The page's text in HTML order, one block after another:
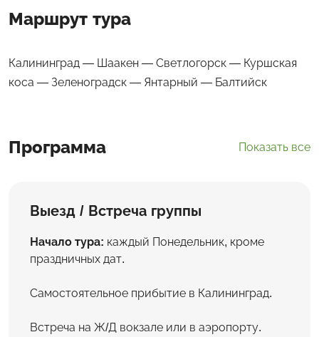
Маршрут тура
Калининград — Шаакен — Светлогорск — Куршская
коса — Зеленоградск — Янтарный — Балтийск
Программа Показать все
Выезд / Встреча группы
Начало тура: каждый Понедельник, кроме
праздничных дат.
Самостоятельное прибытие в Калининград.
Встреча на Ж/Д вокзале или в аэропорту.